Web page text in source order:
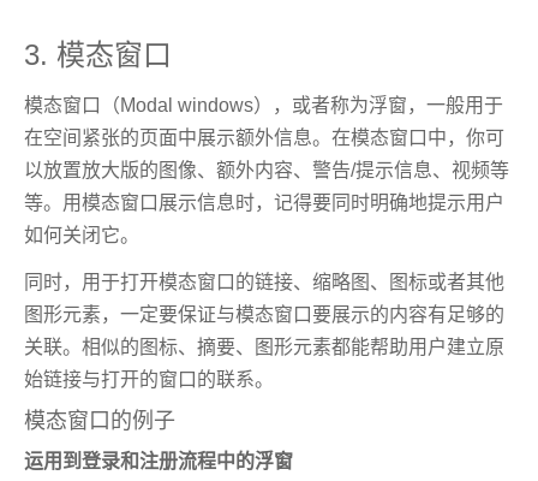
3. 模态窗口
模态窗口（Modal windows），或者称为浮窗，一般用于
在空间紧张的页面中展示额外信息。在模态窗口中，你可
以放置放大版的图像、额外内容、警告/提示信息、视频等
等。用模态窗口展示信息时，记得要同时明确地提示用户
如何关闭它。
同时，用于打开模态窗口的链接、缩略图、图标或者其他
图形元素，一定要保证与模态窗口要展示的内容有足够的
关联。相似的图标、摘要、图形元素都能帮助用户建立原
始链接与打开的窗口的联系。
模态窗口的例子
运用 到登录和注册流程中的浮窗